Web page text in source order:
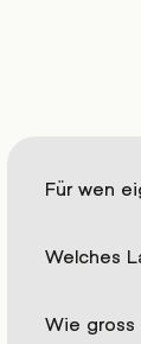
Für wen
Welches
Wie gross